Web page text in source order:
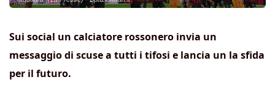
Sui social un calciatore rossonero invia un
messaggio di scuse a tutti i tifosi e lancia un la sfida
per il futuro.